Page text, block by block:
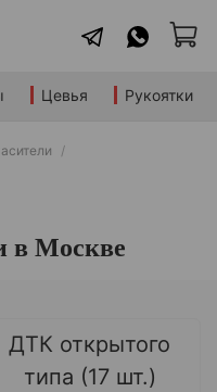
Цевья Рукоятки
в Москве
ДТК открытого
типа (17 шт.)